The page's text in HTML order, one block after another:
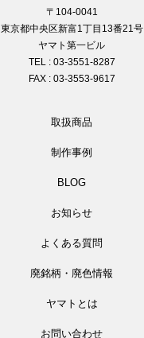
〒104-0041
東京都中央区新富1丁目13番21号
ヤマト第一ビル
TEL : 03-3551-8287
FAX : 03-3553-9617
取扱商品
制作事例
BLOG
お知らせ
よくある質問
廃銘柄・廃色情報
ヤマトとは
お問い合わせ